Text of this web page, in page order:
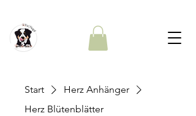
Start
Herz Anhänger
Herz Blütenblätter